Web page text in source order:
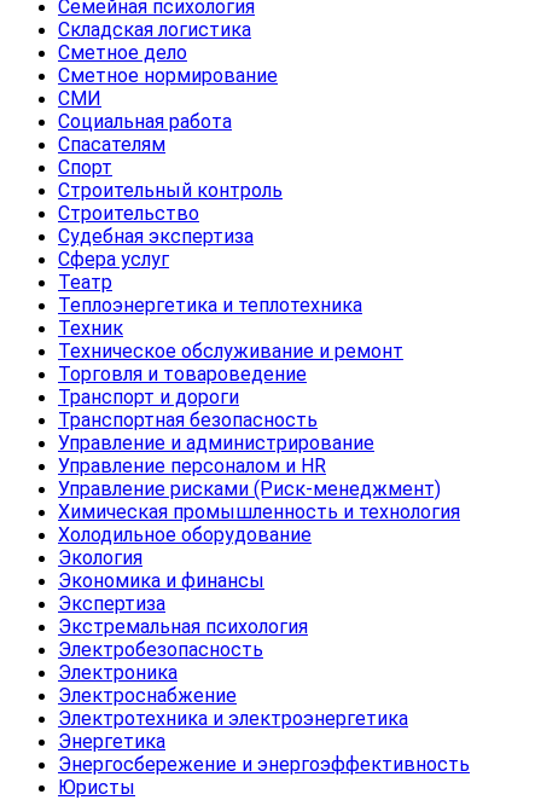
Семейная психология
Складская логистика
Сметное дело
Сметное нормирование
СМИ
Социальная работа
Спасателям
Спорт
Строительный контроль
Строительство
Судебная экспертиза
Сфера услуг
Театр
Теплоэнергетика и теплотехника
Техник
Техническое обслуживание и ремонт
Торговля и товароведение
Транспорт и дороги
Транспортная безопасность
Управление и администрирование
Управление персоналом и HR
Управление рисками (Риск-менеджмент)
Химическая промышленность и технология
Холодильное оборудование
Экология
Экономика и финансы
Экспертиза
Экстремальная психология
Электробезопасность
Электроника
Электроснабжение
Электротехника и электроэнергетика
Энергетика
Энергосбережение и энергоэффективность
Юристы